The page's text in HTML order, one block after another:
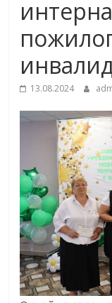
13.08.2024